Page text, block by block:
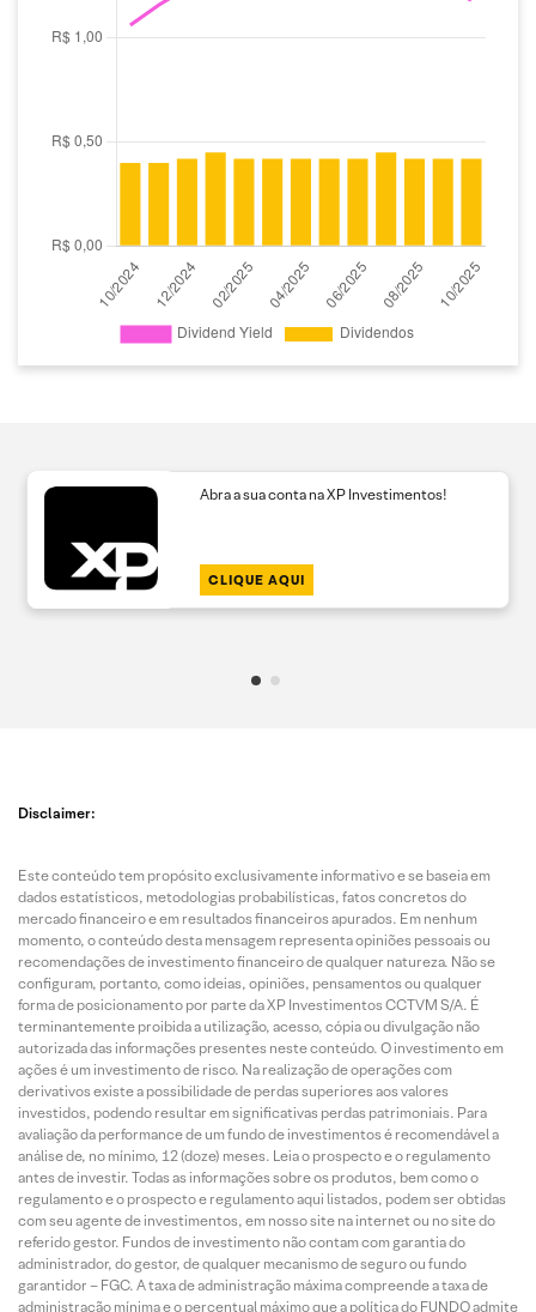
Abra a sua conta na XP Investimentos!
CLIQUE AQUI
Disclaimer:
Este conteúdo tem propósito exclusivamente informativo e se baseia em
dados estatísticos, metodologias probabilísticas, fatos concretos do
mercado financeiro e em resultados financeiros apurados. Em nenhum
momento, o conteúdo desta mensagem representa opiniões pessoais ou
recomendações de investimento financeiro de qualquer natureza. Não se
configuram, portanto, como ideias, opiniões, pensamentos ou qualquer
forma de posicionamento por parte da XP Investimentos CCTVM S/A. É
terminantemente proibida a utilização, acesso, cópia ou divulgação não
autorizada das informações presentes neste conteúdo. O investimento em
ações é um investimento de risco. Na realização de operações com
derivativos existe a possibilidade de perdas superiores aos valores
investidos, podendo resultar em significativas perdas patrimoniais. Para
avaliação da performance de um fundo de investimentos é recomendável a
análise de, no mínimo, 12 (doze) meses. Leia o prospecto e o regulamento
antes de investir. Todas as informações sobre os produtos, bem como o
regulamento e o prospecto e regulamento aqui listados, podem ser obtidas
com seu agente de investimentos, em nosso site na internet ou no site do
referido gestor. Fundos de investimento não contam com garantia do
administrador, do gestor, de qualquer mecanismo de seguro ou fundo
garantidor – FGC. A taxa de administração máxima compreende a taxa de
administração mínima e o percentual máximo que a política do FUNDO admite